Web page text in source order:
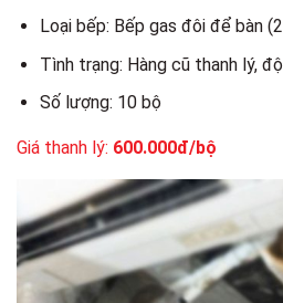
Loại bếp: Bếp gas đôi để bàn
Tình trạng: Hàng cũ thanh lý,
Số lượng: 10 bộ
Giá thanh lý: 600.000đ/bộ